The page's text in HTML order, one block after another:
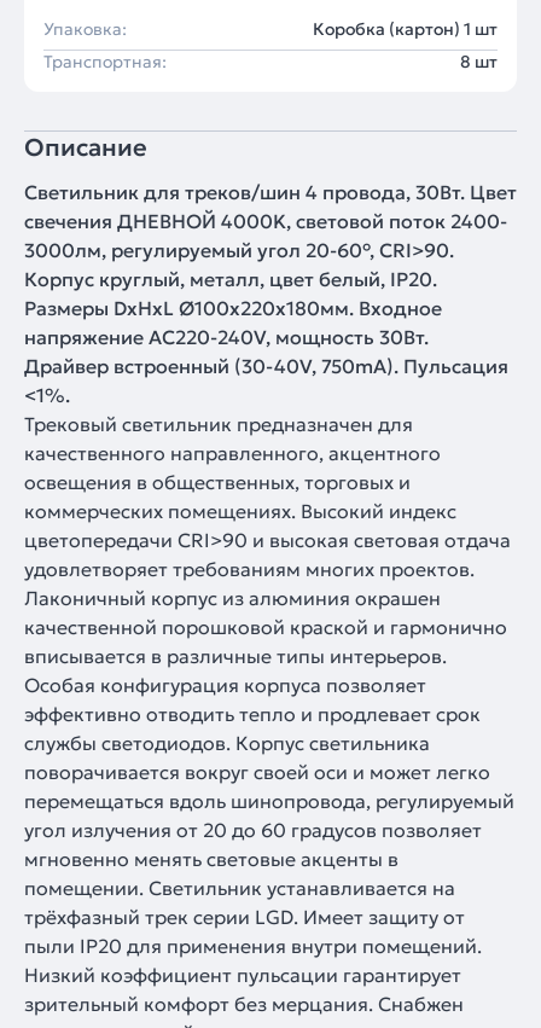
Упаковка:
Коробка (картон) 1 шт
Транспортная:
8 шт
Описание
Светильник для треков/шин 4 провода, 30Вт. Цвет
свечения ДНЕВНОЙ 4000K, световой поток 2400-
3000лм, регулируемый угол 20-60°, CRI>90.
Корпус круглый, металл, цвет белый, IP20.
Размеры DxHxL Ø100x220x180мм. Входное
напряжение AC220-240V, мощность 30Вт.
Драйвер встроенный (30-40V, 750mA). Пульсация
<1%.
Трековый светильник предназначен для
качественного направленного, акцентного
освещения в общественных, торговых и
коммерческих помещениях. Высокий индекс
цветопередачи CRI>90 и высокая световая отдача
удовлетворяет требованиям многих проектов.
Лаконичный корпус из алюминия окрашен
качественной порошковой краской и гармонично
вписывается в различные типы интерьеров.
Особая конфигурация корпуса позволяет
эффективно отводить тепло и продлевает срок
службы светодиодов. Корпус светильника
поворачивается вокруг своей оси и может легко
перемещаться вдоль шинопровода, регулируемый
угол излучения от 20 до 60 градусов позволяет
мгновенно менять световые акценты в
помещении. Светильник устанавливается на
трёхфазный трек серии LGD. Имеет защиту от
пыли IP20 для применения внутри помещений.
Низкий коэффициент пульсации гарантирует
зрительный комфорт без мерцания. Снабжен